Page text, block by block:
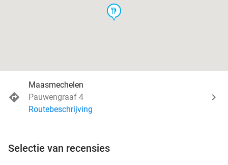
food
Maasmechelen
Pauwengraaf 4
Routebeschrijving
Selectie van recensies